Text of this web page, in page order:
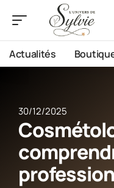
Actualités
30/12/2025